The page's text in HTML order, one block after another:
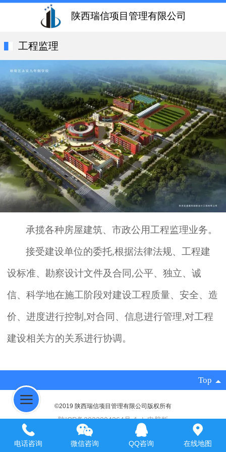
陕西瑞信项目管理有限公司
工程监理
承揽各种房屋建筑、市政公用工程监理业务。
接受建设单位的委托,根据法律法规、工程建
设标准、勘察设计文件及合同,公平、独立、诚
信、科学地在施工阶段对建设工程质量、安全、造
价、进度进行控制,对合同、信息进行管理,对工程
建设相关方的关系进行协调。
Top
©2019 陕西瑞信项目管理有限公司版权所有
陕ICP备2022004264号-1 | 电脑版
技术支持：
智信云创
电话咨询
微信咨询 QQ咨询 在线地图